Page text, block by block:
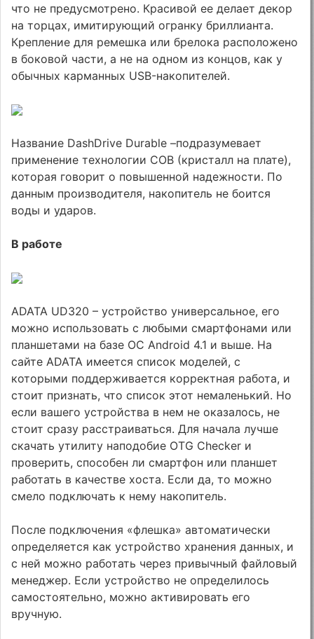
что не предусмотрено. Красивой ее делает декор
на торцах, имитирующий огранку бриллианта.
Крепление для ремешка или брелока расположено
в боковой части, а не на одном из концов, как у
обычных карманных USB-накопителей.
Название DashDrive Durable –подразумевает
применение технологии COB (кристалл на плате),
которая говорит о повышенной надежности. По
данным производителя, накопитель не боится
воды и ударов.
В работе
ADATA UD320 – устройство универсальное, его
можно использовать с любыми смартфонами или
планшетами на базе ОС Android 4.1 и выше. На
сайте ADATA имеется список моделей, с
которыми поддерживается корректная работа, и
стоит признать, что список этот немаленький. Но
если вашего устройства в нем не оказалось, не
стоит сразу расстраиваться. Для начала лучше
скачать утилиту наподобие OTG Checker и
проверить, способен ли смартфон или планшет
работать в качестве хоста. Если да, то можно
смело подключать к нему накопитель.
После подключения «флешка» автоматически
определяется как устройство хранения данных, и
с ней можно работать через привычный файловый
менеджер. Если устройство не определилось
самостоятельно, можно активировать его
вручную.